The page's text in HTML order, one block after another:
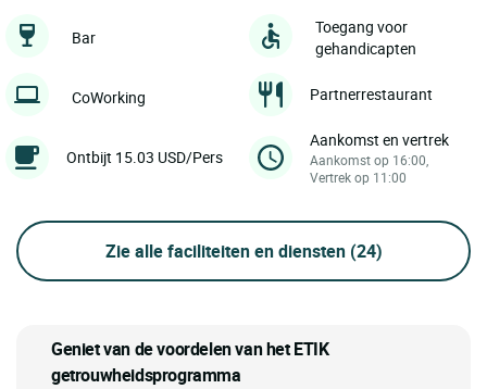
Bar
Toegang voor
gehandicapten
CoWorking Partnerrestaurant
Ontbijt 15.03 USD/Pers
Aankomst en vertrek
Aankomst op 16:00,
Vertrek op 11:00
Zie alle faciliteiten en diensten (24)
Geniet van de voordelen van het ETIK
getrouwheidsprogramma